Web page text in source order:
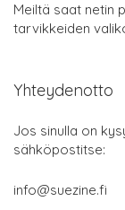
Meiltä saat netin
tarvikkeiden
Yhteydenotto
Jos sinulla on
sähköpostitse:
info@suezine.fi